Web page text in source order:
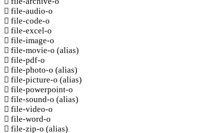
file-audio-o
file-code-o
file-excel-o
file-image-o
file-movie-o (alias)
file-pdf-o
file-photo-o (alias)
file-picture-o (alias)
file-powerpoint-o
file-sound-o (alias)
file-video-o
file-word-o
file-zip-o (alias)